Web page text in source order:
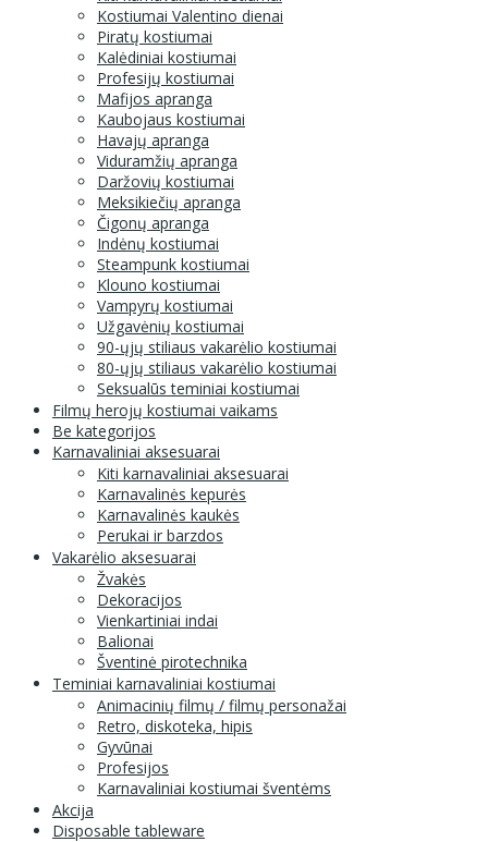
Kostiumai Valentino dienai
Piratų kostiumai
Kalėdiniai kostiumai
Profesijų kostiumai
Mafijos apranga
Kaubojaus kostiumai
Havajų apranga
Viduramžių apranga
Daržovių kostiumai
Meksikiečių apranga
Čigonų apranga
Indėnų kostiumai
Steampunk kostiumai
Klouno kostiumai
Vampyrų kostiumai
Užgavėnių kostiumai
90-ųjų stiliaus vakarėlio kostiumai
80-ųjų stiliaus vakarėlio kostiumai
Seksualūs teminiai kostiumai
Filmų herojų kostiumai vaikams
Be kategorijos
Karnavaliniai aksesuarai
Kiti karnavaliniai aksesuarai
Karnavalinės kepurės
Karnavalinės kaukės
Perukai ir barzdos
Vakarėlio aksesuarai
Žvakės
Dekoracijos
Vienkartiniai indai
Balionai
Šventinė pirotechnika
Teminiai karnavaliniai kostiumai
Animacinių filmų / filmų personažai
Retro, diskoteka, hipis
Gyvūnai
Profesijos
Karnavaliniai kostiumai šventėms
Akcija
Disposable tableware